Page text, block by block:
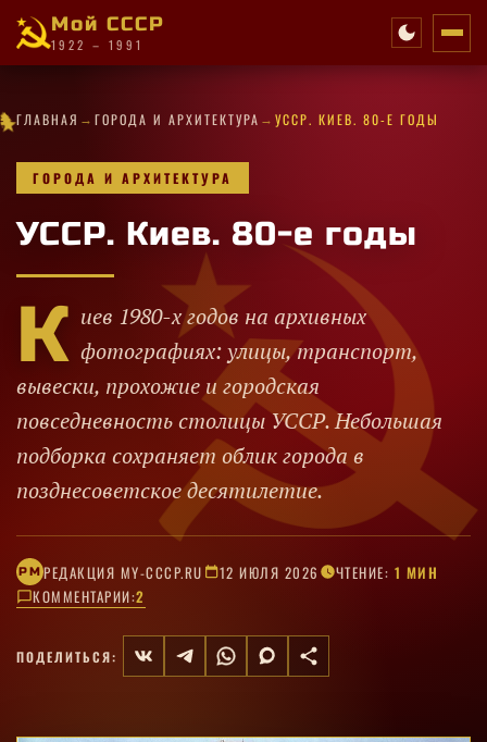
Мой СССР
1922 – 1991
★
·✦
✧
✦
★
✧
·★
··✦
·
✧
★
·✧✦
✦✧
★
·★
✧
✦
✧
★ ГЛАВНАЯ → ГОРОДА И АРХИТЕКТУРА → УССР. КИЕВ. 80-Е ГОДЫ
ГОРОДА И АРХИТЕКТУРА
УССР. Киев. 80-е годы
К иев 1980-х годов на архивных
фотографиях: улицы, транспорт,
вывески, прохожие и городская
повседневность столицы УССР. Небольшая
подборка сохраняет облик города в
позднесоветское десятилетие.
РM РЕДАКЦИЯ MY-CCCP.RU 12 ИЮЛЯ 2026 ЧТЕНИЕ: 1 МИН
КОММЕНТАРИИ:2
ПОДЕЛИТЬСЯ: